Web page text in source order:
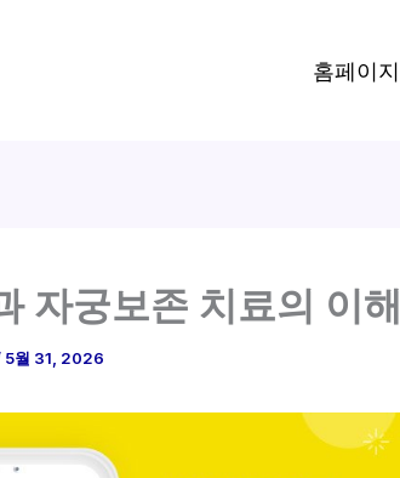
홈페이지
자궁보존 치료의 이해
5월 31, 2026